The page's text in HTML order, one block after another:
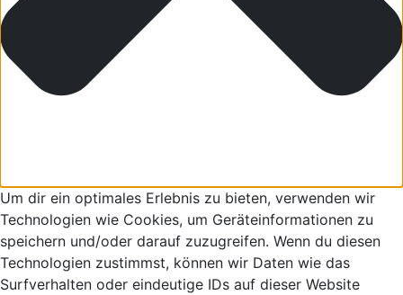
Um dir ein optimales Erlebnis zu bieten, verwenden wir
Technologien wie Cookies, um Geräteinformationen zu
speichern und/oder darauf zuzugreifen. Wenn du diesen
Technologien zustimmst, können wir Daten wie das
Surfverhalten oder eindeutige IDs auf dieser Website